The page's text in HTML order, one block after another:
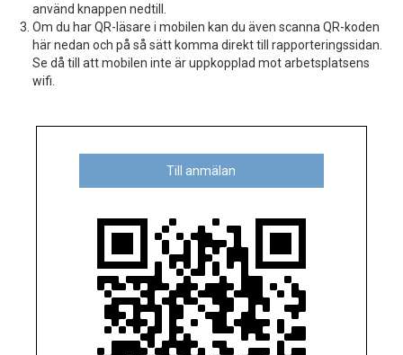
Till anmälan
använd knappen nedtill.
Om du har QR-läsare i mobilen kan du även scanna QR-koden
här nedan och på så sätt komma direkt till rapporteringssidan.
Se då till att mobilen inte är uppkopplad mot arbetsplatsens
wifi.